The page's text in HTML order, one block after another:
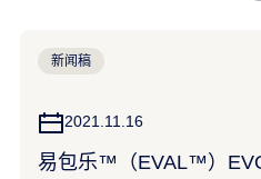
新闻稿
2021.11.16
易包乐™（EVAL™）